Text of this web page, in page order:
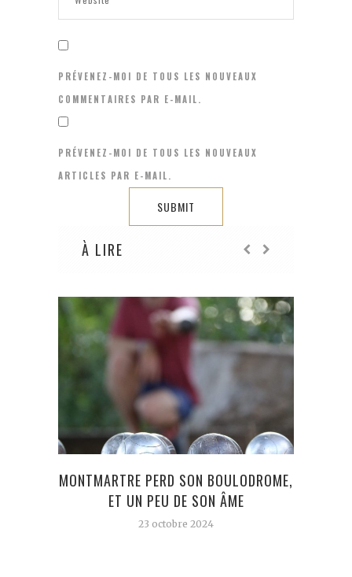
PRÉVENEZ-MOI DE TOUS LES NOUVEAUX
COMMENTAIRES PAR E-MAIL.
PRÉVENEZ-MOI DE TOUS LES NOUVEAUX
ARTICLES PAR E-MAIL.
À LIRE
MONTMARTRE PERD SON BOULODROME,
ET UN PEU DE SON ÂME
23 octobre 2024